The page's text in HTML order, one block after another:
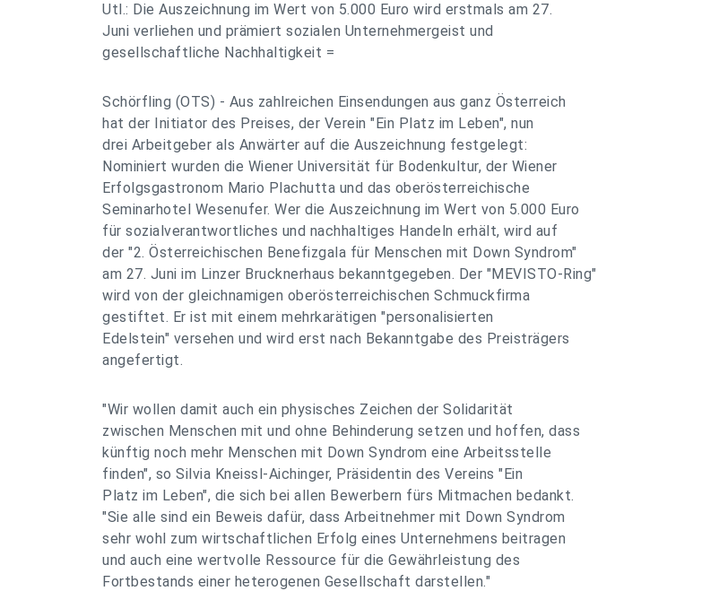
Utl.: Die Auszeichnung im Wert von 5.000 Euro wird erstmals am 27.
Juni verliehen und prämiert sozialen Unternehmergeist und
gesellschaftliche Nachhaltigkeit =
Schörfling (OTS) - Aus zahlreichen Einsendungen aus ganz Österreich
hat der Initiator des Preises, der Verein "Ein Platz im Leben", nun
drei Arbeitgeber als Anwärter auf die Auszeichnung festgelegt:
Nominiert wurden die Wiener Universität für Bodenkultur, der Wiener
Erfolgsgastronom Mario Plachutta und das oberösterreichische
Seminarhotel Wesenufer. Wer die Auszeichnung im Wert von 5.000 Euro
für sozialverantwortliches und nachhaltiges Handeln erhält, wird auf
der "2. Österreichischen Benefizgala für Menschen mit Down Syndrom"
am 27. Juni im Linzer Brucknerhaus bekanntgegeben. Der "MEVISTO-Ring"
wird von der gleichnamigen oberösterreichischen Schmuckfirma
gestiftet. Er ist mit einem mehrkarätigen "personalisierten
Edelstein" versehen und wird erst nach Bekanntgabe des Preisträgers
angefertigt.
"Wir wollen damit auch ein physisches Zeichen der Solidarität
zwischen Menschen mit und ohne Behinderung setzen und hoffen, dass
künftig noch mehr Menschen mit Down Syndrom eine Arbeitsstelle
finden", so Silvia Kneissl-Aichinger, Präsidentin des Vereins "Ein
Platz im Leben", die sich bei allen Bewerbern fürs Mitmachen bedankt.
"Sie alle sind ein Beweis dafür, dass Arbeitnehmer mit Down Syndrom
sehr wohl zum wirtschaftlichen Erfolg eines Unternehmens beitragen
und auch eine wertvolle Ressource für die Gewährleistung des
Fortbestands einer heterogenen Gesellschaft darstellen."